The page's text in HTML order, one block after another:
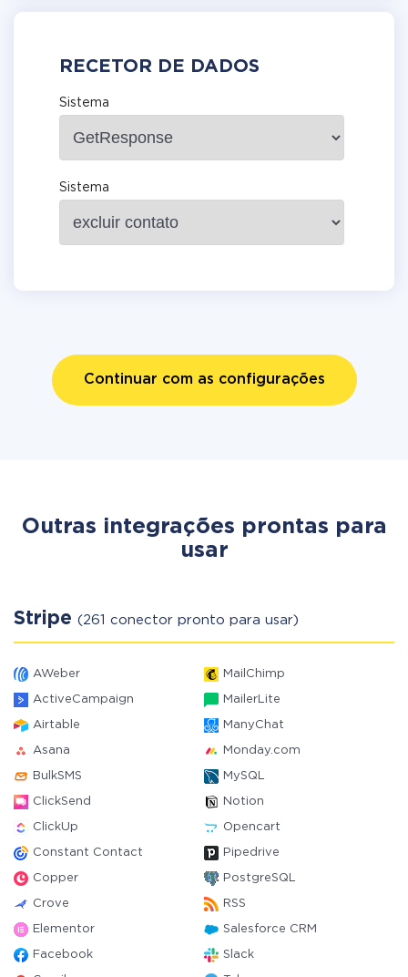
RECETOR DE DADOS
Sistema
Sistema
Continuar com as configurações
Outras integrações prontas para
usar
Stripe (261 conector pronto para usar)
AWeber MailChimp
ActiveCampaign MailerLite
Airtable ManyChat
Asana Monday.com
BulkSMS MySQL
ClickSend Notion
ClickUp Opencart
Constant Contact Pipedrive
Copper PostgreSQL
Crove RSS
Elementor Salesforce CRM
Facebook Slack